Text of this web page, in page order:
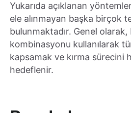
Yukarıda açıklanan
ele alınmayan başka birçok
bulunmaktadır. Genel
kombinasyonu kullanılarak
kapsamak ve kırma sürecini
hedeflenir.